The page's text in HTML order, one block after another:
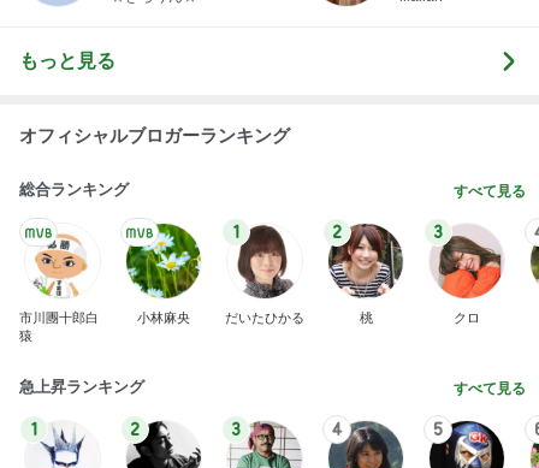
もっと見る
オフィシャルブロガーランキング
総合ランキング すべて見る
市川團十郎白
猿
小林麻央
1
だいたひかる
2
桃
3
クロ
急上昇ランキング すべて見る
1 2 3 4 5